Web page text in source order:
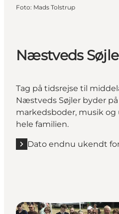
Foto: Mads Tolstrup
Næstveds
Tag på tidsrejse til
Næstveds Søjler byder
markedsboder, musik
hele familien.
Dato endnu ukendt